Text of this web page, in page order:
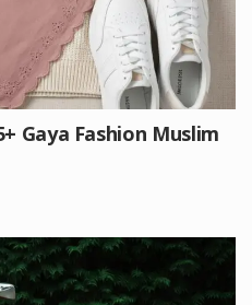
Gaya Fashion Muslim